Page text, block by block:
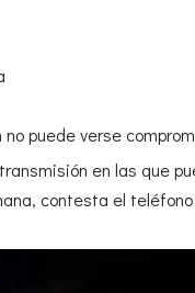
puede verse
en las que
contesta el